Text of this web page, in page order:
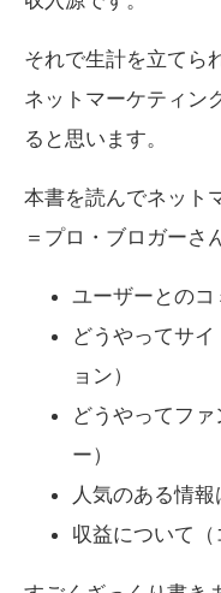
それで生計を立てら
ネットマーケティン
ると思います。
本書を読んでネット
＝プロ・ブロガーさ
ユーザーとのコ
どうやってサ
ョン）
どうやってフ
ー）
人気のある情報
収益について（